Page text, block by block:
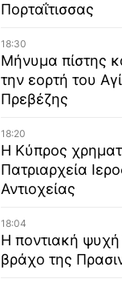
Πορταΐτισσας
18:30
Μήνυμα πίστης
την εορτή του
Πρεβέζης
18:20
Η Κύπρος
Πατριαρχεία
Αντιοχείας
18:04
Η ποντιακή
βράχο της